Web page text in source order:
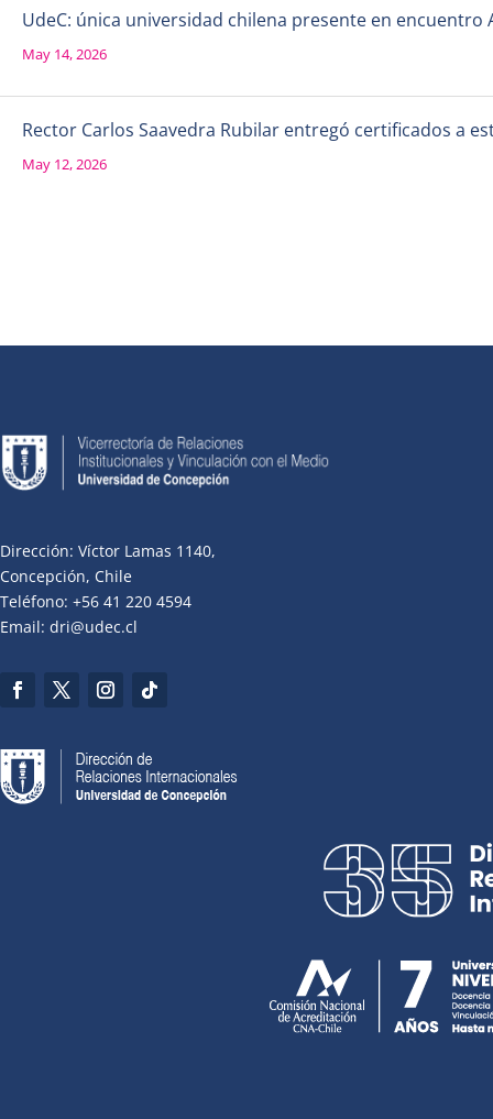
UdeC: única universidad chilena presente en
May 14, 2026
Rector Carlos Saavedra Rubilar entregó certificados a
May 12, 2026
Dirección: Víctor Lamas 1140,
Concepción, Chile
Teléfono: +56 41 220 4594
Email: dri@udec.cl